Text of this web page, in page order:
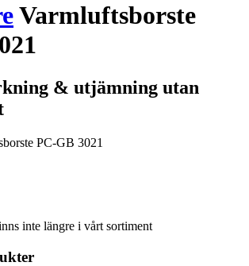
Varmluftsborste
& utjämning utan
PC-GB 3021
inte längre i vårt sortiment